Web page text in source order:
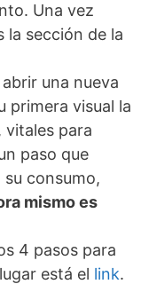
Una vez
la sección de la
una nueva
primera visual la
vitales para
paso que
consumo,
mismo es
4 pasos para
está el link.